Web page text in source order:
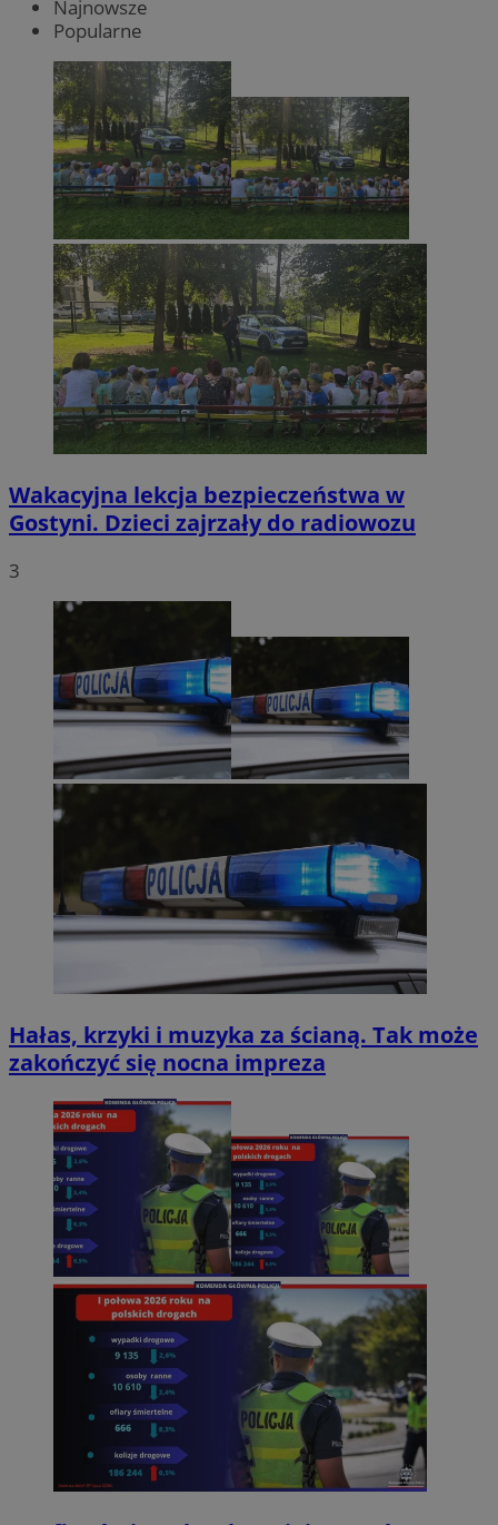
Najnowsze
Popularne
Wakacyjna lekcja bezpieczeństwa w
Gostyni. Dzieci zajrzały do radiowozu
3
Hałas, krzyki i muzyka za ścianą. Tak może
zakończyć się nocna impreza